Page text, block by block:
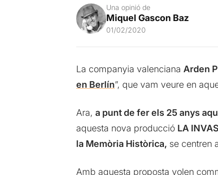
Una opinió de
Miquel Gascon Baz
01/02/2020
La companyia valenciana Arden
en Berlín”, que vam veure en
Ara, a punt de fer els 25 anys
aquesta nova producció LA
la Memòria Històrica, se centren
Amb aquesta proposta volen